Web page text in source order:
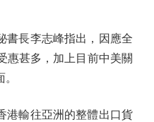
長李志峰指出，因應全
惠甚多，加上目前中美關
輸往亞洲的整體出口貨